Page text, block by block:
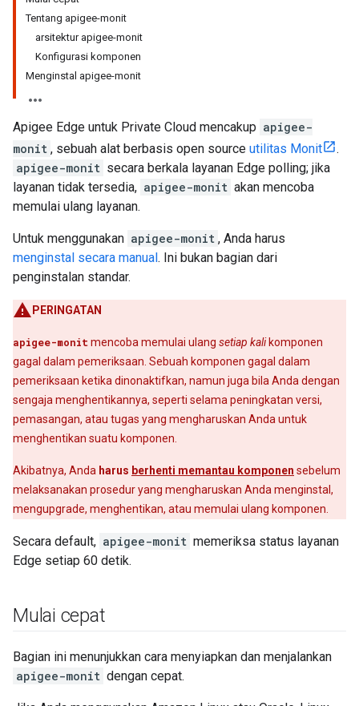
Tentang apigee-monit
arsitektur apigee-monit
Konfigurasi komponen
Menginstal apigee-monit
Apigee Edge untuk Private Cloud mencakup apigee-
monit , sebuah alat berbasis open source utilitas Monit
.
apigee-monit secara berkala layanan Edge polling; jika
layanan tidak tersedia, apigee-monit akan mencoba
memulai ulang layanan.
Untuk menggunakan apigee-monit , Anda harus
menginstal secara manual. Ini bukan bagian dari
penginstalan standar.
PERINGATAN
apigee-monit mencoba memulai ulang setiap kalikomponen
gagal dalam pemeriksaan. Sebuah komponen gagal dalam
pemeriksaan ketika dinonaktifkan, namun juga bila Anda dengan
sengaja menghentikannya, seperti selama peningkatan versi,
pemasangan, atau tugas yang mengharuskan Anda untuk
menghentikan suatu komponen.
Akibatnya, Anda harus berhenti memantau komponen sebelum
melaksanakan prosedur yang mengharuskan Anda menginstal,
mengupgrade, menghentikan, atau memulai ulang komponen.
Secara default, apigee-monit memeriksa status layanan
Edge setiap 60 detik.
Mulai cepat
Bagian ini menunjukkan cara menyiapkan dan menjalankan
apigee-monit dengan cepat.